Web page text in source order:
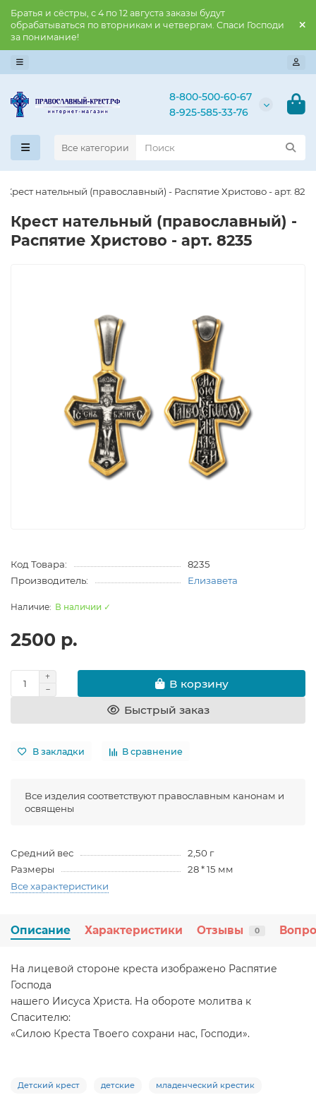
Братья и сёстры, с 4 по 12 августа заказы будут
обрабатываться по вторникам и четвергам. Спаси Господи
за понимание!
8-800-500-60-67
8-925-585-33-76
Все категории
Крест нательный (православный) - Распятие Христово - арт. 8235
Крест нательный (православный) -
Распятие Христово - арт. 8235
Код Товара:
8235
Производитель:
Елизавета
В наличии ✓
2500 р.
В корзину
Быстрый заказ
В закладки В сравнение
Все изделия соответствуют православным канонам и
освящены
Средний вес
2,50 г
Размеры
28 * 15 мм
Все характеристики
Описание Характеристики Отзывы 0
На лицевой стороне креста изображено Распятие
Господа
нашего Иисуса Христа. На обороте молитва к
Спасителю:
«Силою Креста Твоего сохрани нас, Господи».
Детский крест детские младенческий крестик